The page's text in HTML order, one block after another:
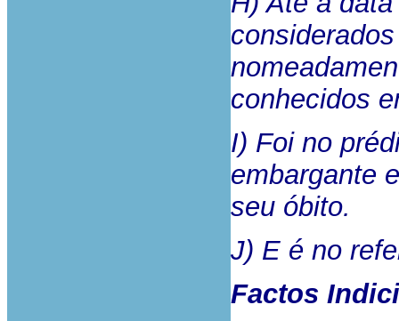
conhecidos
I) Foi no
embargante
seu óbito.
J) E é no
Factos